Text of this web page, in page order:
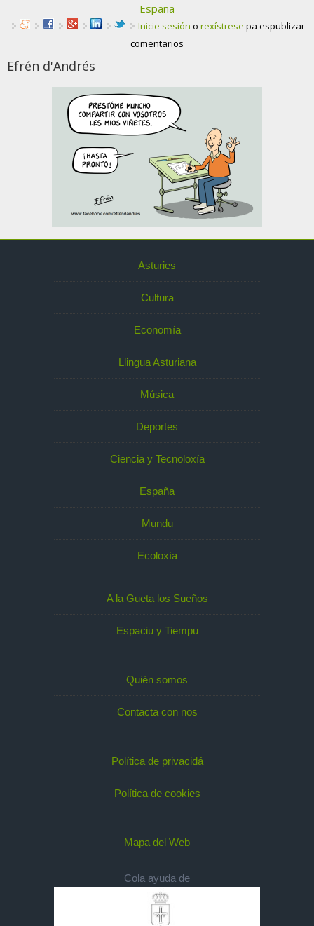
España
Inicie sesión o rexístrese pa espublizar
comentarios
Efrén d'Andrés
Asturies
Cultura
Economía
Llingua Asturiana
Música
Deportes
Ciencia y Tecnoloxía
España
Mundu
Ecoloxía
A la Gueta los Sueños
Espaciu y Tiempu
Quién somos
Contacta con nos
Política de privacidá
Política de cookies
Mapa del Web
Cola ayuda de